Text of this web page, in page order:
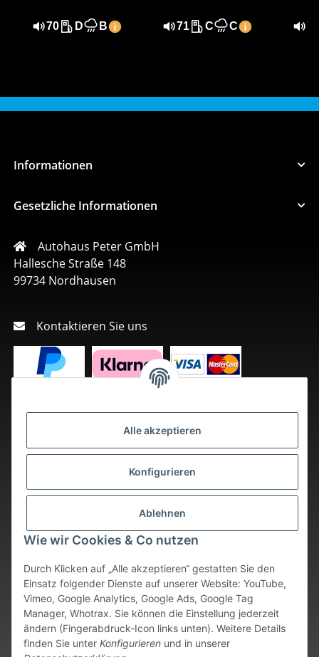
Alle akzeptieren
Konfigurieren
Ablehnen
Wie wir Cookies & Co nutzen
Durch Klicken auf „Alle akzeptieren“ gestatten Sie den
Einsatz folgender Dienste auf unserer Website: YouTube,
Vimeo, Google Analytics, Google Ads, Google Tag
Manager, Whotrax. Sie können die Einstellung jederzeit
ändern (Fingerabdruck-Icon links unten). Weitere Details
finden Sie unter Konfigurieren und in unserer
70 D B 71 C C 72
Informationen
Gesetzliche Informationen
Autohaus Peter GmbH
Hallesche Straße 148
99734 Nordhausen
Kontaktieren Sie uns
Vertrag widerrufen
* Alle Preise inkl. gesetzlicher USt., zzgl.Versand